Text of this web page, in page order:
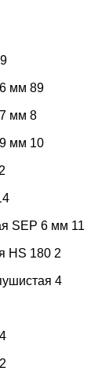
мм 89
мм 8
мм 10
2
SEP 6 мм 11
HS 180 2
4